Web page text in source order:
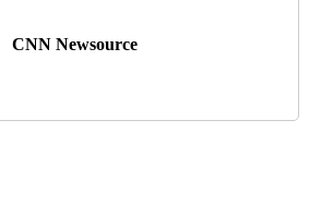
CNN Newsource